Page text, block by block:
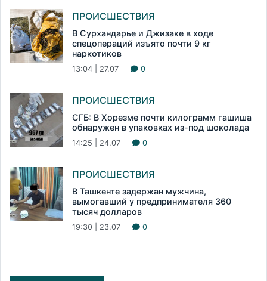
ПРОИСШЕСТВИЯ
В Сурхандарье и Джизаке в ходе
спецопераций изъято почти 9 кг
наркотиков
13:04 | 27.07 0
ПРОИСШЕСТВИЯ
СГБ: В Хорезме почти килограмм гашиша
обнаружен в упаковках из-под шоколада
14:25 | 24.07 0
ПРОИСШЕСТВИЯ
В Ташкенте задержан мужчина,
вымогавший у предпринимателя 360
тысяч долларов
19:30 | 23.07 0